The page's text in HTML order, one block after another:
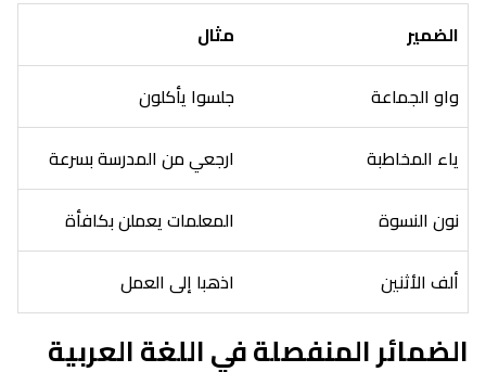
الضمير
مثال
واو الجماعة
جلسوا يأكلون
ياء المخاطبة
ارجعي من المدرسة بسرعة
نون النسوة
المعلمات يعملن بكافأة
ألف الأثنين
اذهبا إلى العمل
الضمائر المنفصلة في اللغة العربية